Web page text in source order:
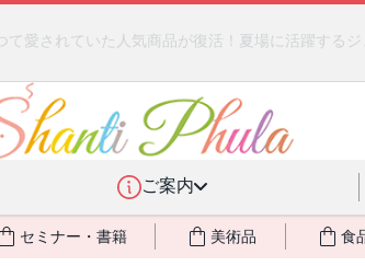
て愛されていた人気商品が復活！夏場に活躍する
ご案内
セミナー・書籍 美術品 食